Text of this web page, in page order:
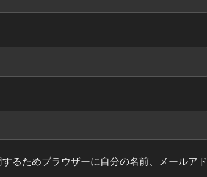
るためブラウザーに自分の名前、メールアド